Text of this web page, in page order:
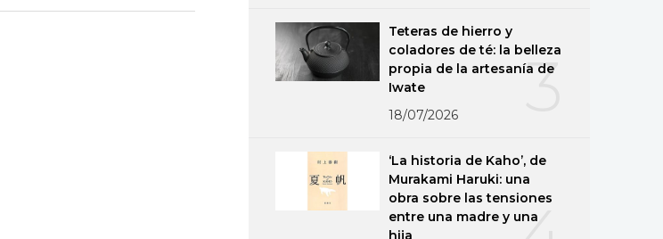
3
Teteras de hierro y
coladores de té: la belleza
propia de la artesanía de
Iwate
18/07/2026
‘La historia de Kaho’, de
Murakami Haruki: una
obra sobre las tensiones
entre una madre y una
hija